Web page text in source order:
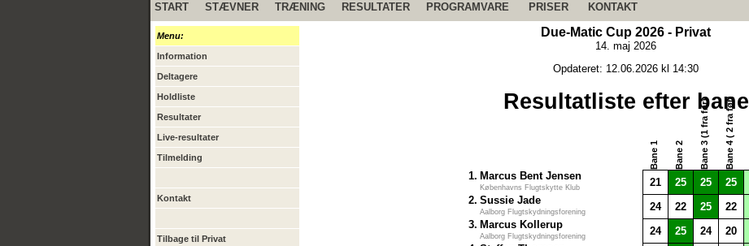
START STÆVNER TRÆNING RESULTATER PROGRAMVARE PRISER KONTAKT
Menu:
Information
Deltagere
Holdliste
Resultater
Live-resultater
Tilmelding
Kontakt
Tilbage til Privat
Due-Matic Cup 2026 - Privat
14. maj 2026
Opdateret: 12.06.2026 kl 14:30
Resultatliste efter bane
Bane 1 Bane 2 Bane 3 (1 fra før) Bane 4 ( 2 fra før)
1. Marcus Bent Jensen
Københavns Flugtskytte Klub 21 25 25 25
2. Sussie Jade
Aalborg Flugtskydningsforening 24 22 25 22
3. Marcus Kollerup
Aalborg Flugtskydningsforening 24 25 24 20